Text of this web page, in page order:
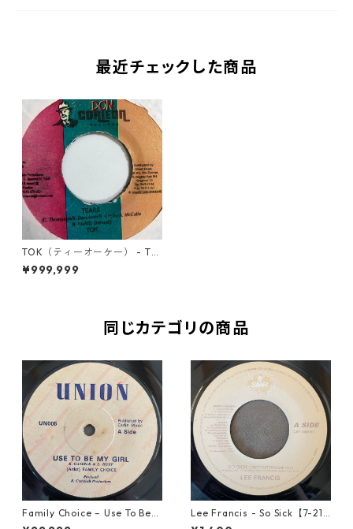
最近チェックした商品
TOK（ティーオーケー） - Tea
rs【7'】
¥999,999
同じカテゴリの商品
Family Choice – Use To Be
My Girl【7-22004】
Lee Francis - So Sick【7-219
25】